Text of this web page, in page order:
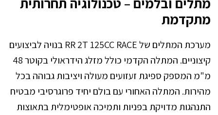
מתקדמת
מערכת המתלים של RR 2T 125CC RACE בנויה לביצועים
קיצוניים. המתלה הקדמי כולל מזלג הידראולי בקוטר 48
מ"מ המספק ספיגת זעזועים מעולה ויציבות גבוהה בכל
מהירות. המתלה האחורי עם בולם יחיד פרוגרסיבי מבטיח
התנהגות מדויקת בפניות ותמיכה אופטימלית בתאוצות